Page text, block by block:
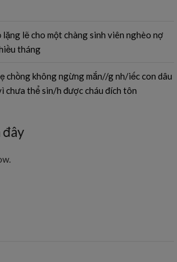
lẽ cho một chàng sinh viên nghèo nợ
tháng
chồng không ngừng mắn//g nh/iếc con dâu
chưa thể sin/h được cháu đích tôn
đây